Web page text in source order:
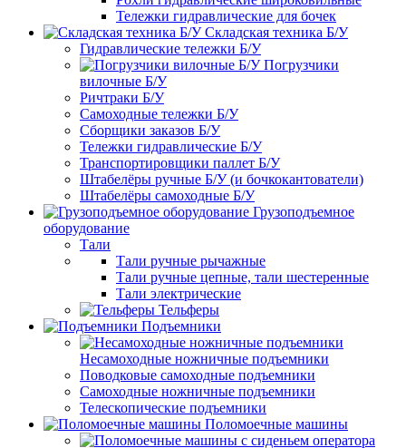
Тележки гидравлические для бочек
Складская техника Б/У
Гидравлические тележки Б/У
Погрузчики
вилочные Б/У
Ричтраки Б/У
Самоходные тележки Б/У
Сборщики заказов Б/У
Тележки гидравлические Б/У
Транспортировщики паллет Б/У
Штабелёры ручные Б/У (и бочкокантователи)
Штабелёры самоходные Б/У
Грузоподъемное
оборудование
Тали
Тали ручные рычажные
Тали ручные цепные, тали шестеренные
Тали электрические
Тельферы
Подъемники
Несамоходные ножничные подъемники
Поводковые самоходные подъемники
Самоходные ножничные подъемники
Телескопические подъемники
Поломоечные машины